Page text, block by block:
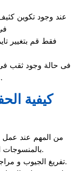
عند وجود تكوين
فقط قم بتغيير
فى حالة وجود ثقب فى
ولابد من تغييره.
كيفية
من المهم عند عمل
بالمنسوجات المتقاربة والالوان ايضا.
تفريغ الجيوب و مراجعة المواد الصلبة فبل الغسيل.